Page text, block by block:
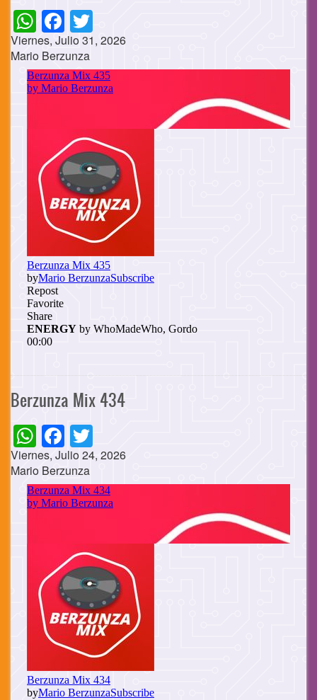
WhatsApp
Facebook
Viernes, Julio 31, 2026
Mario Berzunza
Cuerpo
Berzunza Mix 434
WhatsApp
Facebook
Viernes, Julio 24, 2026
Mario Berzunza
Cuerpo